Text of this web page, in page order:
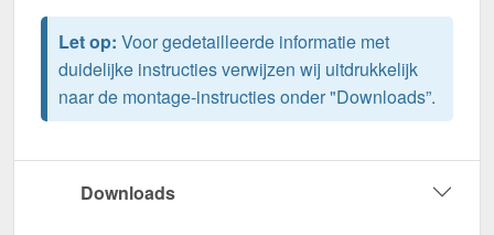
Let op: Voor gedetailleerde informatie met
duidelijke instructies verwijzen wij uitdrukkelijk
naar de montage-instructies onder "Downloads”.
Downloads